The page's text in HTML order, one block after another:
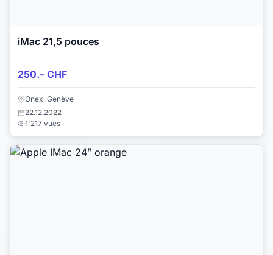
iMac 21,5 pouces
250.– CHF
Onex, Genève
22.12.2022
1'217 vues